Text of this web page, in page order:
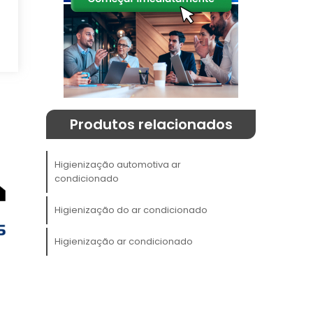
Produtos relacionados
Higienização automotiva ar
condicionado
Higienização do ar condicionado
Higienização ar condicionado